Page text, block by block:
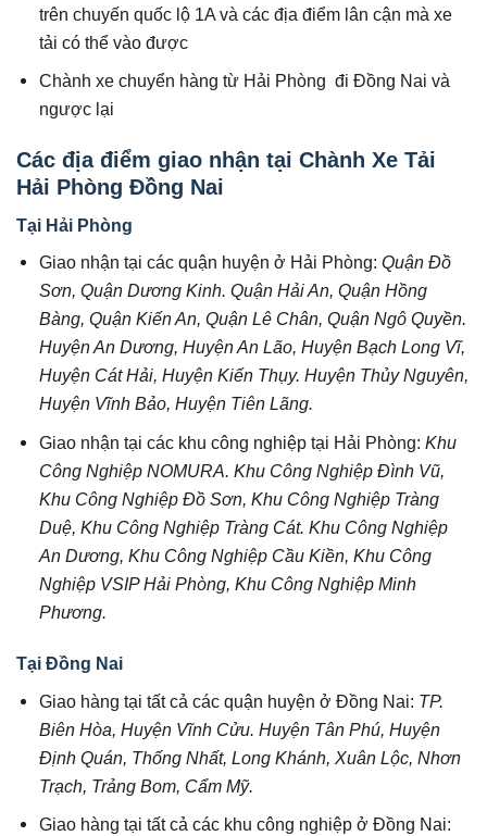
trên chuyến quốc lộ 1A và các địa điểm lân cận mà xe
tải có thể vào được
Chành xe chuyển hàng từ Hải Phòng đi Đồng Nai và
ngược lại
Các địa điểm giao nhận tại Chành Xe Tải
Hải Phòng Đồng Nai
Tại Hải Phòng
Giao nhận tại các quận huyện ở Hải Phòng:Quận Đồ
Sơn, Quận Dương Kinh. Quận Hải An, Quận Hồng
Bàng, Quận Kiến An, Quận Lê Chân, Quận Ngô Quyền.
Huyện An Dương, Huyện An Lão, Huyện Bạch Long Vĩ,
Huyện Cát Hải, Huyện Kiến Thụy. Huyện Thủy Nguyên,
Huyện Vĩnh Bảo, Huyện Tiên Lãng.
Giao nhận tại các khu công nghiệp tại Hải Phòng:Khu
Công Nghiệp NOMURA. Khu Công Nghiệp Đình Vũ,
Khu Công Nghiệp Đồ Sơn, Khu Công Nghiệp Tràng
Duệ, Khu Công Nghiệp Tràng Cát. Khu Công Nghiệp
An Dương, Khu Công Nghiệp Cầu Kiền, Khu Công
Nghiệp VSIP Hải Phòng, Khu Công Nghiệp Minh
Phương.
Tại Đồng Nai
Giao hàng tại tất cả các quận huyện ở Đồng Nai: TP.
Biên Hòa, Huyện Vĩnh Cửu. Huyện Tân Phú, Huyện
Định Quán, Thống Nhất, Long Khánh, Xuân Lộc, Nhơn
Trạch, Trảng Bom, Cẩm Mỹ.
Giao hàng tại tất cả các khu công nghiệp ở Đồng Nai: